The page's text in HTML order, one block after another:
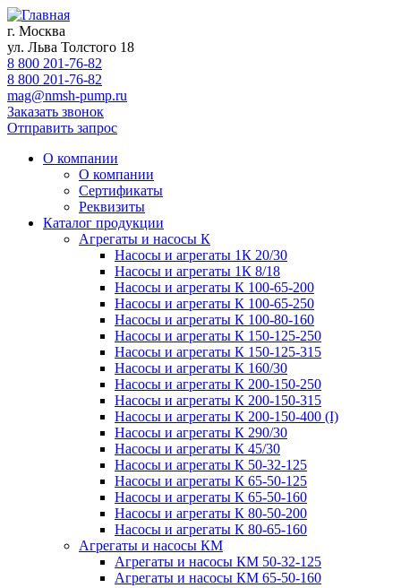
г. Москва
ул. Льва Толстого 18
8 800 201-76-82
8 800 201-76-82
mag@nmsh-pump.ru
Заказать звонок
Отправить запрос
О компании
О компании
Сертификаты
Реквизиты
Каталог продукции
Агрегаты и насосы К
Насосы и агрегаты 1К 20/30
Насосы и агрегаты 1К 8/18
Насосы и агрегаты К 100-65-200
Насосы и агрегаты К 100-65-250
Насосы и агрегаты К 100-80-160
Насосы и агрегаты К 150-125-250
Насосы и агрегаты К 150-125-315
Насосы и агрегаты К 160/30
Насосы и агрегаты К 200-150-250
Насосы и агрегаты К 200-150-315
Насосы и агрегаты К 200-150-400 (I)
Насосы и агрегаты К 290/30
Насосы и агрегаты К 45/30
Насосы и агрегаты К 50-32-125
Насосы и агрегаты К 65-50-125
Насосы и агрегаты К 65-50-160
Насосы и агрегаты К 80-50-200
Насосы и агрегаты К 80-65-160
Агрегаты и насосы КМ
Агрегаты и насосы КМ 50-32-125
Агрегаты и насосы КМ 65-50-160